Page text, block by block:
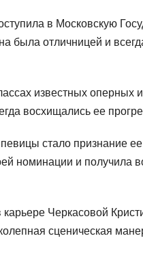
в Московскую
была отличницей и
известных оперных
восхищались ее
стало признание
номинации и получила
Черкасовой
сценическая